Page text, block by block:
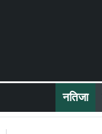
नतिजा